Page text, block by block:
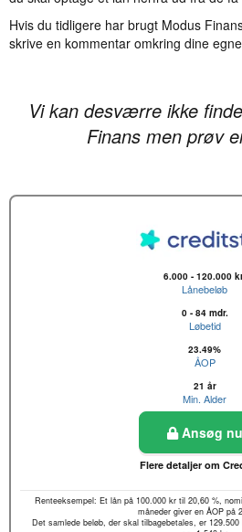
Hvis du tidligere har brugt Modus
skrive en kommentar omkring dine
Vi kan desværre ikke
Finans men prøv
6.000 - 120.000
Lånebeløb
0 - 84 mdr.
Løbetid
23.49%
ÅOP
21 år
Min. Alder
Ansøg nu
Flere detaljer om
Renteeksempel: Et lån på 100.000 kr til 20,60 %,
måneder giver en ÅOP på
Det samlede beløb, der skal tilbagebetales, er